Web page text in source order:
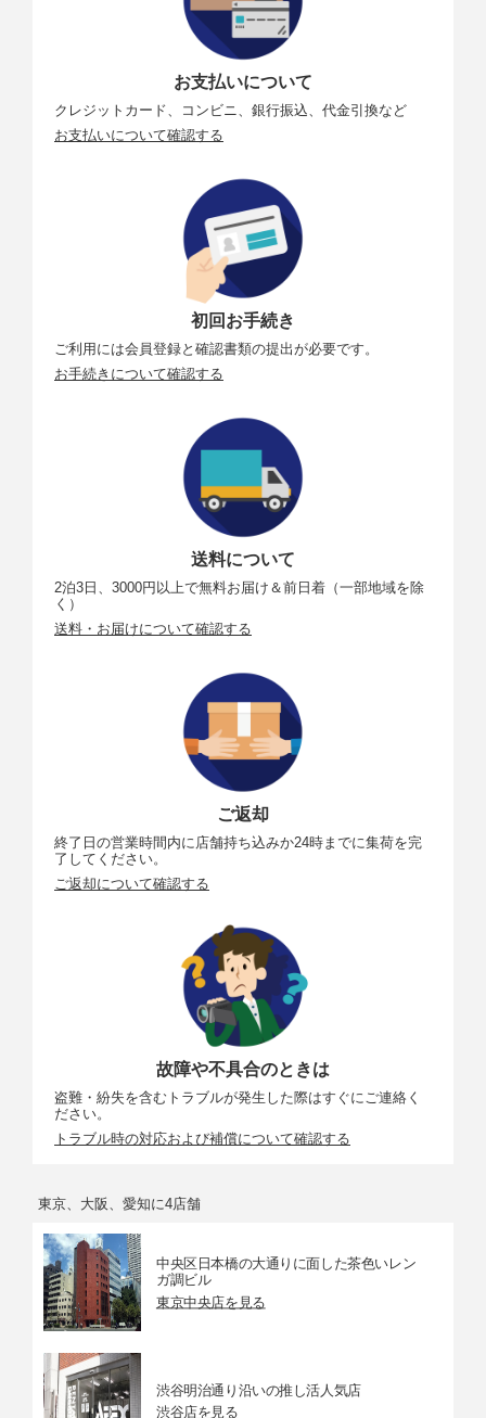
お支払いについて
クレジットカード、コンビニ、銀行振込、代金引換など
お支払いについて確認する
初回お手続き
ご利用には会員登録と確認書類の提出が必要です。
お手続きについて確認する
送料について
2泊3日、3000円以上で無料お届け＆前日着（一部地域を除
く）
送料・お届けについて確認する
ご返却
終了日の営業時間内に店舗持ち込みか24時までに集荷を完
了してください。
ご返却について確認する
故障や不具合のときは
盗難・紛失を含むトラブルが発生した際はすぐにご連絡く
ださい。
トラブル時の対応および補償について確認する
東京、大阪、愛知に4店舗
中央区日本橋の大通りに面した茶色いレン
ガ調ビル
東京中央店を見る
渋谷明治通り沿いの推し活人気店
渋谷店を見る